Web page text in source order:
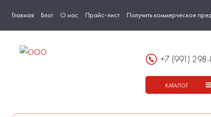
Главная Блог О нас Прайс-лист Получить коммерческое
+7 (991)
КАТАЛОГ